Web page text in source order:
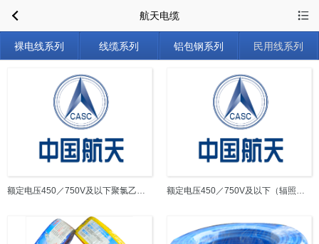
航天电缆
裸电线系列 线缆系列 铝包钢系列 民用线系列
额定电压450／750V及以下聚氯乙烯绝缘电缆电线和软线 额定电压450／750V及以下（辐照） 交联聚烯烃绝缘电线电缆